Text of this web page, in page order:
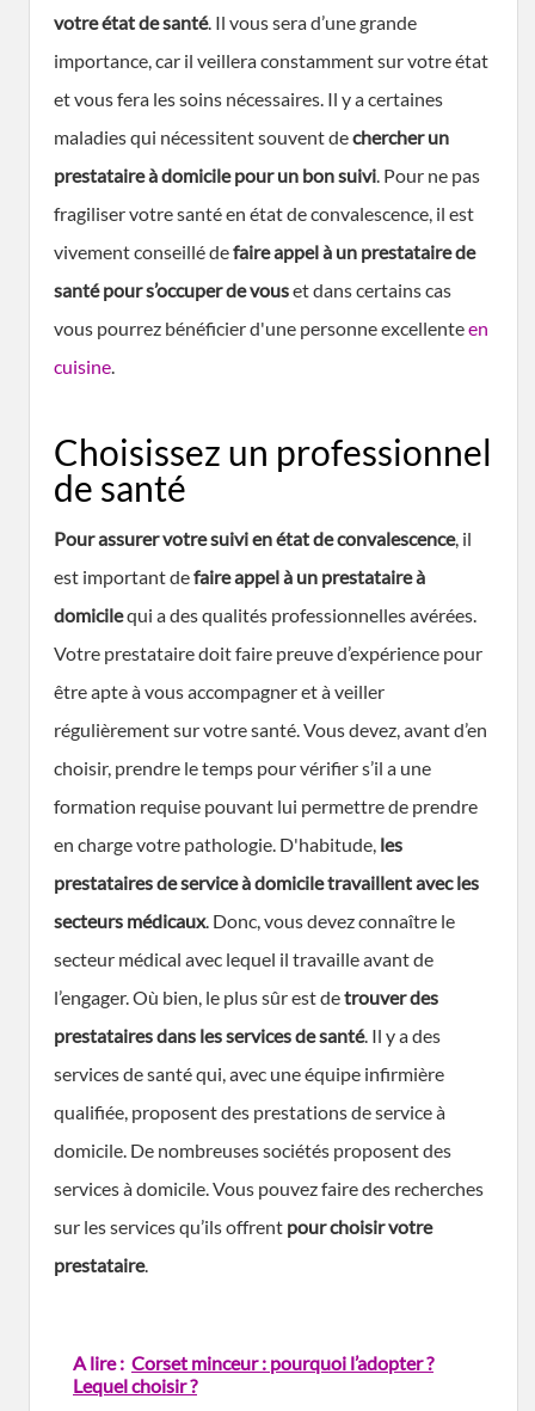
votre état de santé. Il vous sera d’une grande
importance, car il veillera constamment sur votre état
et vous fera les soins nécessaires. Il y a certaines
maladies qui nécessitent souvent dechercher un
prestataire à domicile pour un bon suivi. Pour ne pas
fragiliser votre santé en état de convalescence, il est
vivement conseillé defaire appel à un prestataire de
santé pour s’occuper de vouset dans certains cas
vous pourrez bénéficier d'une personne excellenteen
cuisine.
Choisissez un professionnel
de santé
Pour assurer votre suivi en état de convalescence, il
est important defaire appel à un prestataire à
domicilequi a des qualités professionnelles avérées.
Votre prestataire doit faire preuve d’expérience pour
être apte à vous accompagner et à veiller
régulièrement sur votre santé. Vous devez, avant d’en
choisir, prendre le temps pour vérifier s’il a une
formation requise pouvant lui permettre de prendre
en charge votre pathologie. D'habitude, les
prestataires de service à domicile travaillent avec les
secteurs médicaux. Donc, vous devez connaître le
secteur médical avec lequel il travaille avant de
l’engager. Où bien, le plus sûr est detrouver des
prestataires dans les services de santé. Il y a des
services de santé qui, avec une équipe infirmière
qualifiée, proposent des prestations de service à
domicile. De nombreuses sociétés proposent des
services à domicile. Vous pouvez faire des recherches
sur les services qu’ils offrent pour choisir votre
prestataire.
A lire : Corset minceur : pourquoi l’adopter ?
Lequel choisir ?